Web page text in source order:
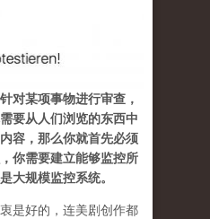
对某项事物进行审查，
要从人们浏览的东西中
容，那么你就首先必须
你需要建立能够监控所
大规模监控系统。
是好的，连美剧创作都